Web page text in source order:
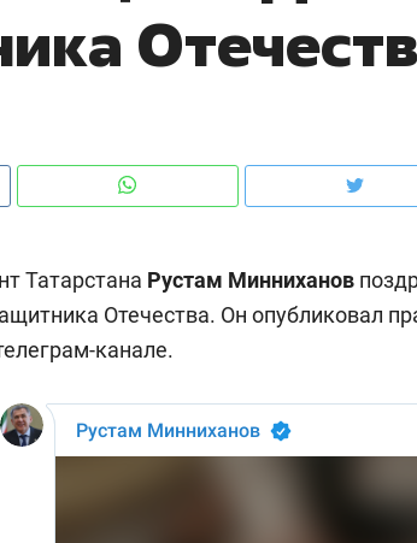
Татарстана Рустам Минниханов
Отечества. Он опубликовал
канале.
почему надо знать аксакалов и
Оман?
клиентах и
Рекомендуем
ID вместо ключа: какой